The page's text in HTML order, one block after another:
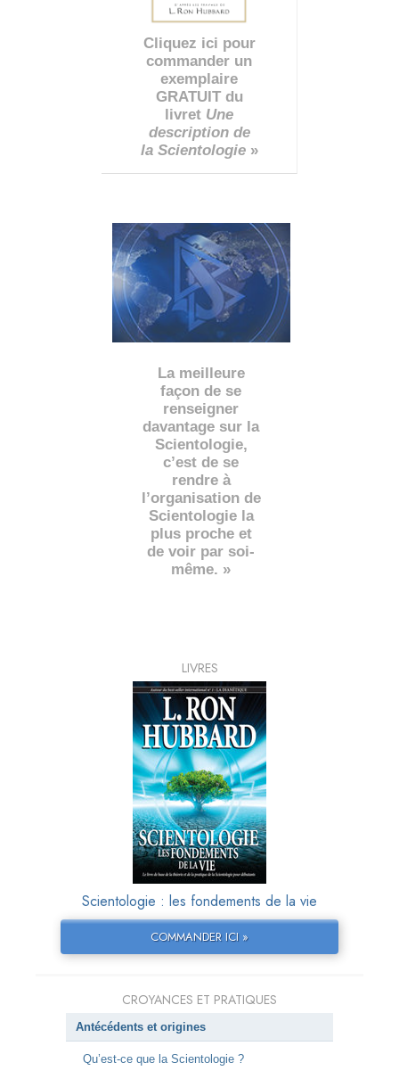
Cliquez ici pour
commander un
exemplaire
GRATUIT du
livret Une
description de
la Scientologie»
La meilleure
façon de se
renseigner
davantage sur la
Scientologie,
c’est de se
rendre à
l’organisation de
Scientologie la
plus proche et
de voir par soi-
même. »
LIVRES
Scientologie : les fondements de la vie
COMMANDER ICI »
CROYANCES ET PRATIQUES
Antécédents et origines
Qu’est-ce que la Scientologie ?